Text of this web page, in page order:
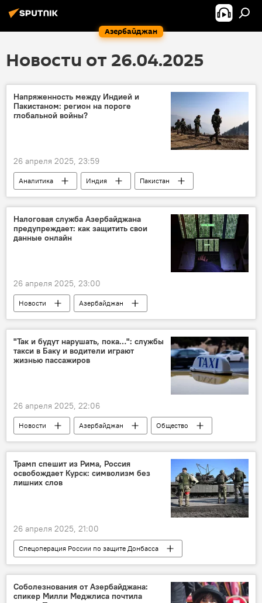
Азербайджан
Новости от 26.04.2025
Напряженность между Индией и
Пакистаном: регион на пороге
глобальной войны?
26 апреля 2025, 23:59
Аналитика Индия
Пакистан
Конфликт
мнение
БРИКС
История
Великобритания
ядерное оружие
Налоговая служба Азербайджана
предупреждает: как защитить свои
данные онлайн
26 апреля 2025, 23:00
Новости
Азербайджан
цифровизация
Безопасность
Государственная налоговая служба
Налоговый кодекс АР
"Так и будут нарушать, пока…": службы
такси в Баку и водители играют
жизнью пассажиров
26 апреля 2025, 22:06
Новости Азербайджан
Общество
Баку
Такси
Пассажироперевозки
мнение
Трамп спешит из Рима, Россия
освобождает Курск: символизм без
лишних слов
26 апреля 2025, 21:00
Спецоперация России по защите Донбасса
Россия
КНДР
Украина
ВСУ
Дональд Трамп
Сергей Лавров
Президент
Соболезнования от Азербайджана:
спикер Милли Меджлиса почтила